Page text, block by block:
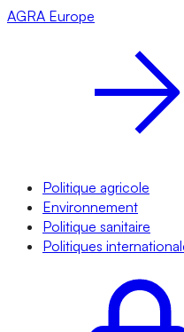
AGRA Europe
Politique agricole
Environnement
Politique sanitaire
Politiques